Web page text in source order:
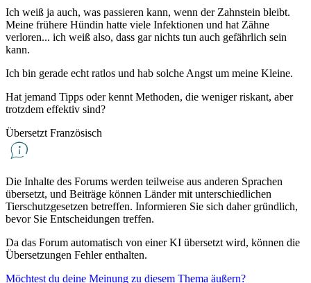
Ich weiß ja auch, was passieren kann, wenn der Zahnstein bleibt.
Meine frühere Hündin hatte viele Infektionen und hat Zähne
verloren... ich weiß also, dass gar nichts tun auch gefährlich sein
kann.
Ich bin gerade echt ratlos und hab solche Angst um meine Kleine.
Hat jemand Tipps oder kennt Methoden, die weniger riskant, aber
trotzdem effektiv sind?
Übersetzt Französisch
Die Inhalte des Forums werden teilweise aus anderen Sprachen
übersetzt, und Beiträge können Länder mit unterschiedlichen
Tierschutzgesetzen betreffen. Informieren Sie sich daher gründlich,
bevor Sie Entscheidungen treffen.
Da das Forum automatisch von einer KI übersetzt wird, können die
Übersetzungen Fehler enthalten.
Möchtest du deine Meinung zu diesem Thema äußern?